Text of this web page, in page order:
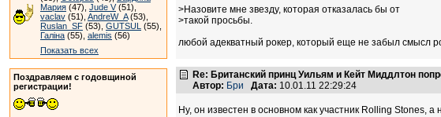
Мария (47), Jude V(51),
vaclav (51), AndreW_A(53),
Ruslan_SF (53), GUTSUL (55),
Галіна (55), alemis (56)
Показать всех
Поздравляем с годовщиной
регистрации!
>Назовите мне звезду, которая отказалась бы от
>такой просьбы.
любой адекватный рокер, который еще не забыл смысл
Re: Британский принц Уильям и Кейт Миддлтон
Автор: Бри Дата: 10.01.11 22:29:24
Ну, он известен в основном как участник Rolling Stones,